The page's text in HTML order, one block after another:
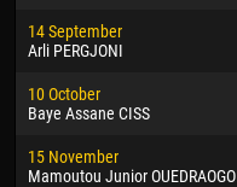
14 September
Arli PERGJONI
10 October
Baye Assane CISS
15 November
Mamoutou Junior OUEDRAOGO